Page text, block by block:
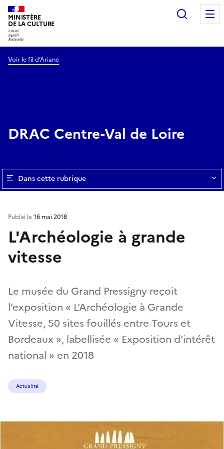
MINISTÈRE
DE LA CULTURE
Voir le fil d’Ariane
DRAC Centre-Val de Loire
Dans cette rubrique
L'Archéologie à grande
vitesse
Le musée du Grand Pressigny reçoit
l’exposition « L’Archéologie à Grande
Vitesse, 50 sites fouillés entre Tours et
Bordeaux », labellisée « Exposition d’intérêt
national » en 2018
Publié le16 mai 2018
Actualité